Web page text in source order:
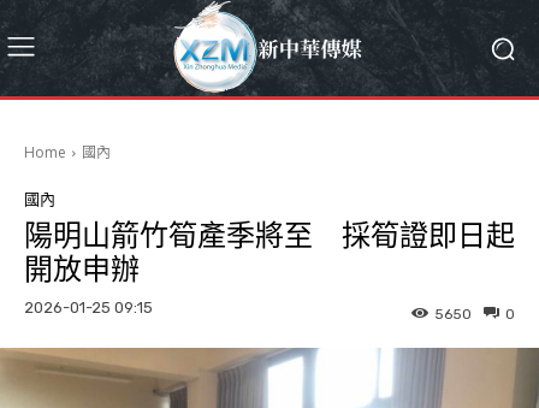
Home 國內
國內
陽明山箭竹筍產季將至 採筍證即日起
開放申辦
2026-01-25 09:15 0
5650